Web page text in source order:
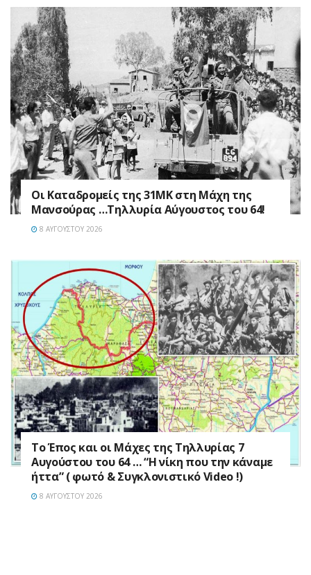
Οι Καταδρομείς της 31ΜΚ στη Mάχη της
Μανσούρας …Τηλλυρία Αύγουστος του 64!
8 ΑΥΓΟΎΣΤΟΥ 2026
Το Έπος και οι Μάχες της Τηλλυρίας 7
Αυγούστου του 64 … “Η νίκη που την κάναμε
ήττα” ( φωτό & Συγκλονιστικό Video !)
8 ΑΥΓΟΎΣΤΟΥ 2026